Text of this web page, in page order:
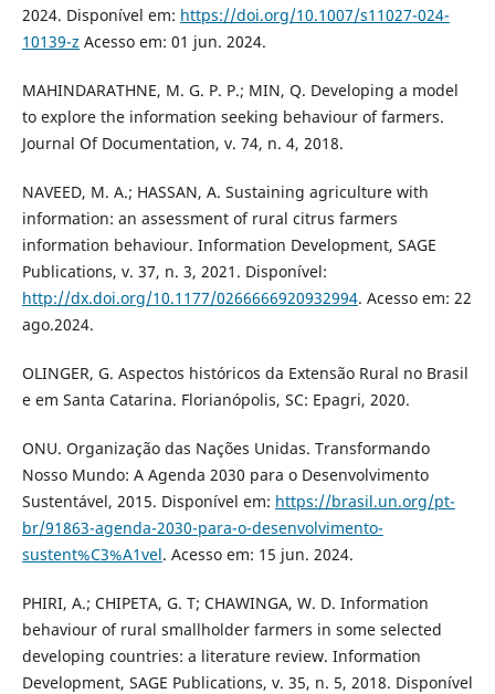
2024. Disponível em: https://doi.org/10.1007/s11027-024-
10139-z Acesso em: 01 jun. 2024.
MAHINDARATHNE, M. G. P. P.; MIN, Q. Developing a model
to explore the information seeking behaviour of farmers.
Journal Of Documentation, v. 74, n. 4, 2018.
NAVEED, M. A.; HASSAN, A. Sustaining agriculture with
information: an assessment of rural citrus farmers
information behaviour. Information Development, SAGE
Publications, v. 37, n. 3, 2021. Disponível:
http://dx.doi.org/10.1177/0266666920932994. Acesso em: 22
ago.2024.
OLINGER, G. Aspectos históricos da Extensão Rural no Brasil
e em Santa Catarina. Florianópolis, SC: Epagri, 2020.
ONU. Organização das Nações Unidas. Transformando
Nosso Mundo: A Agenda 2030 para o Desenvolvimento
Sustentável, 2015. Disponível em: https://brasil.un.org/pt-
br/91863-agenda-2030-para-o-desenvolvimento-
sustent%C3%A1vel. Acesso em: 15 jun. 2024.
PHIRI, A.; CHIPETA, G. T; CHAWINGA, W. D. Information
behaviour of rural smallholder farmers in some selected
developing countries: a literature review. Information
Development, SAGE Publications, v. 35, n. 5, 2018. Disponível